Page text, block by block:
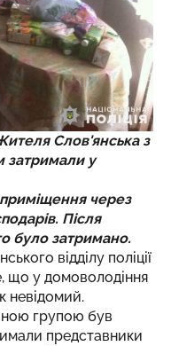
Слов'янська з
затримали у
через
Після
було затримано.
відділу поліції
що у домоволодіння
невідомий.
групою був
представники